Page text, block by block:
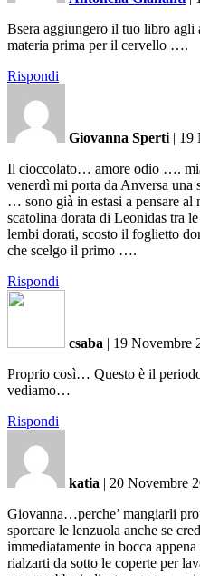
Bsera aggiungero il tuo libro
materia prima per il cervello ….
Rispondi
Giovanna Sperti | 19
Il cioccolato… amore odio ….
venerdì mi porta da Anversa una
… sono già in estasi a pensare al
scatolina dorata di Leonidas tra
lembi dorati, scosto il foglietto
che scelgo il primo ….
Rispondi
csaba | 19 Novembre
Proprio così… Questo è il
vediamo…
Rispondi
katia | 20 Novembre
Giovanna…perche’ mangiarli
sporcare le lenzuola anche se
immediatamente in bocca
rialzarti da sotto le coperte per